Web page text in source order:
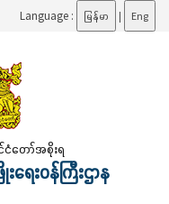
Language : မြန်မာ | Eng
ငံတော်အစိုးရ
ေးဝန်ကြီးဌာန